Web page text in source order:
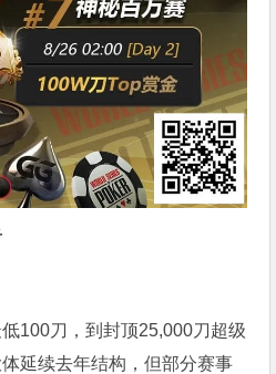
100刀，到封顶25,000刀超级
延续去年结构，但部分赛事